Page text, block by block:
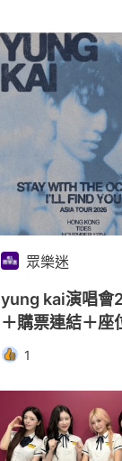
眾樂迷
yung kai演唱會
＋購票連結＋座
1